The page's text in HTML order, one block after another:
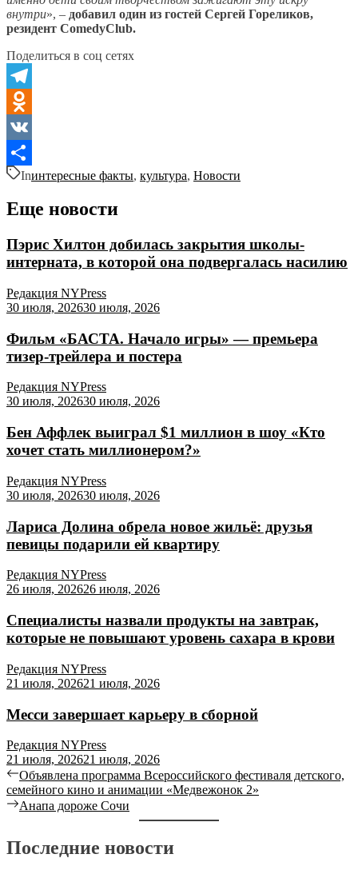
внутри», – добавил один из гостей Сергей Гореликов,
резидент ComedyClub.
Поделиться в соц сетях
Telegram
Odnoklassniki
VK
Отправить
Inинтересные факты, культура, Новости
Еще новости
Пэрис Хилтон добилась закрытия школы-
интерната, в которой она подвергалась насилию
Редакция NYPress
30 июля, 202630 июля, 2026
Фильм «БАСТА. Начало игры» — премьера
тизер-трейлера и постера
Редакция NYPress
30 июля, 202630 июля, 2026
Бен Аффлек выиграл $1 миллион в шоу «Кто
хочет стать миллионером?»
Редакция NYPress
30 июля, 202630 июля, 2026
Лариса Долина обрела новое жильё: друзья
певицы подарили ей квартиру
Редакция NYPress
26 июля, 202626 июля, 2026
Специалисты назвали продукты на завтрак,
которые не повышают уровень сахара в крови
Редакция NYPress
21 июля, 202621 июля, 2026
Месси завершает карьеру в сборной
Редакция NYPress
21 июля, 202621 июля, 2026
Объявлена программа Всероссийского фестиваля детского,
семейного кино и анимации «Медвежонок 2»
Анапа дороже Сочи
Последние новости